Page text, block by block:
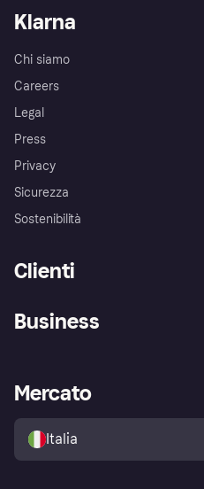
Klarna
Chi siamo
Careers
Legal
Press
Privacy
Sicurezza
Sostenibilità
Clienti
Esplora i negozi
Politica di protezione
dell'acquirente Klarna
Business
Accesso aziende
Mercato
Italia